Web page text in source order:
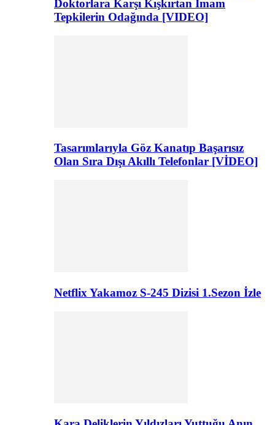
Doktorlara Karşı Kışkırtan İmam
Tepkilerin Odağında [VIDEO]
Tasarımlarıyla Göz Kanatıp Başarısız
Olan Sıra Dışı Akıllı Telefonlar [VİDEO]
Netflix Yakamoz S-245 Dizisi 1.Sezon İzle